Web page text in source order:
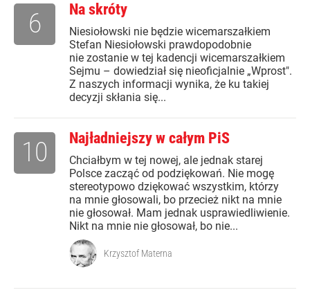
Na skróty
Niesiołowski nie będzie wicemarszałkiem
Stefan Niesiołowski prawdopodobnie
nie zostanie w tej kadencji wicemarszałkiem
Sejmu – dowiedział się nieoficjalnie „Wprost".
Z naszych informacji wynika, że ku takiej
decyzji skłania się...
6
Najładniejszy w całym PiS
Chciałbym w tej nowej, ale jednak starej
Polsce zacząć od podziękowań. Nie mogę
stereotypowo dziękować wszystkim, którzy
na mnie głosowali, bo przecież nikt na mnie
nie głosował. Mam jednak usprawiedliwienie.
Nikt na mnie nie głosował, bo nie...
10
Krzysztof Materna